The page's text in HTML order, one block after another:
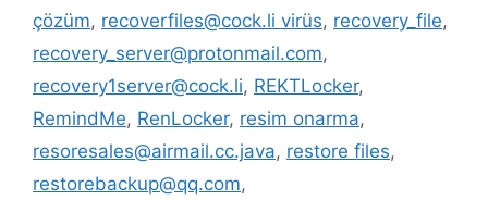
çözüm, recoverfiles@cock.li virüs, recovery_file,
recovery_server@protonmail.com,
recovery1server@cock.li, REKTLocker,
RemindMe, RenLocker, resim onarma,
resoresales@airmail.cc.java, restore files,
restorebackup@qq.com,